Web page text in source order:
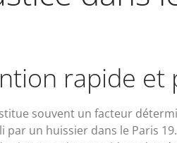
rapide et
souvent un facteur
par un huissier dans le Paris 19.